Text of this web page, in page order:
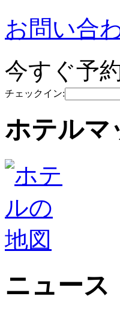
お問い合
今すぐ予
チェックイン:
ホテルマ
ニュース